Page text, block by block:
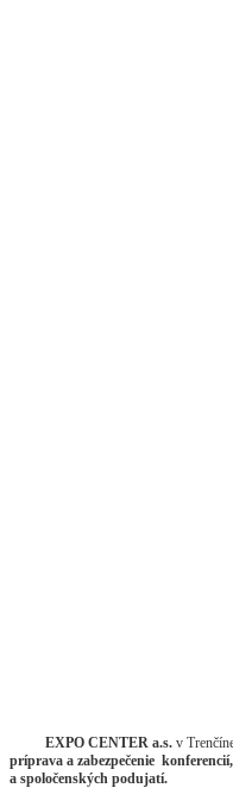
EXPO CENTER a.s. v
príprava a zabezpečenie
a spoločenských podujatí.